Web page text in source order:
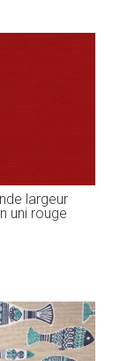
largeur
uni rouge